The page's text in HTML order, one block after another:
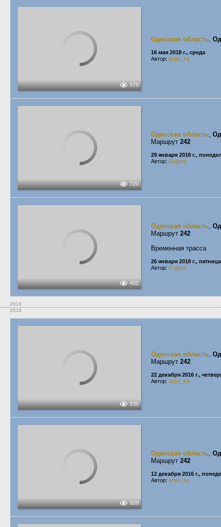
578
Одесская область,
16 мая 2018 г., среда
Автор: ariss_ka
720
Одесская область,
Маршрут 242
29 января 2018 г.,
Автор: Eugene
402
Одесская область,
Маршрут 242
Временная трасса
26 января 2018 г., пятница
Автор: Eugene
2018
2016
535
Одесская область,
Маршрут 242
22 декабря 2016 г.,
Автор: ariss_ka
509
Одесская область,
Маршрут 242
12 декабря 2016 г.,
Автор: ariss_ka